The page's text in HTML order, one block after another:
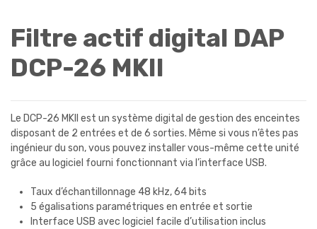
Filtre actif digital DAP
DCP-26 MKII
Le DCP-26 MKII est un système digital de gestion des enceintes
disposant de 2 entrées et de 6 sorties. Même si vous n’êtes pas
ingénieur du son, vous pouvez installer vous-même cette unité
grâce au logiciel fourni fonctionnant via l’interface USB.
Taux d’échantillonnage 48 kHz, 64 bits
5 égalisations paramétriques en entrée et sortie
Interface USB avec logiciel facile d’utilisation inclus